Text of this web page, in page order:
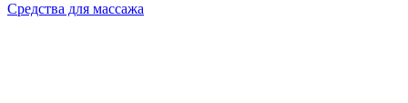
Средства для массажа